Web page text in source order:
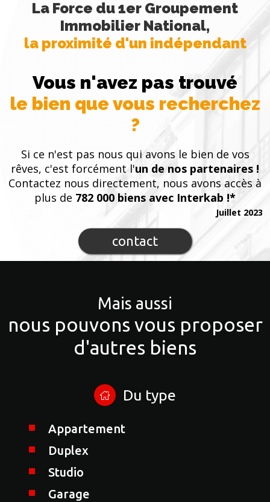
La Force du 1er Groupement
Immobilier National,
la proximité d'un indépendant
Vous n'avez pas trouvé
le bien que vous recherchez
?
Si ce n'est pas nous qui avons le bien de vos
rêves, c'est forcément l'un de nos partenaires !
Contactez nous directement, nous avons accès à
plus de 782 000 biens avec Interkab !*
contact
Juillet 2023
Mais aussi
nous pouvons vous proposer
d'autres biens
Du type
Appartement
Duplex
Studio
Garage